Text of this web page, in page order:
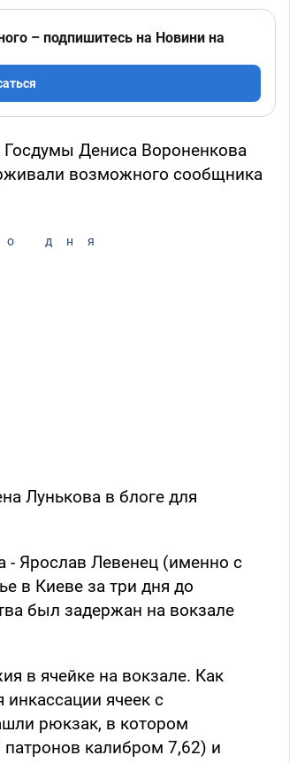
– подпишитесь на Новини на
Госдумы Дениса Вороненкова
возможного сообщника
дня
Лунькова в блоге для
Ярослав Левенец (именно с
в Киеве за три дня до
был задержан на вокзале
в ячейке на вокзале. Как
ячеек с
рюкзак, в котором
калибром 7,62) и